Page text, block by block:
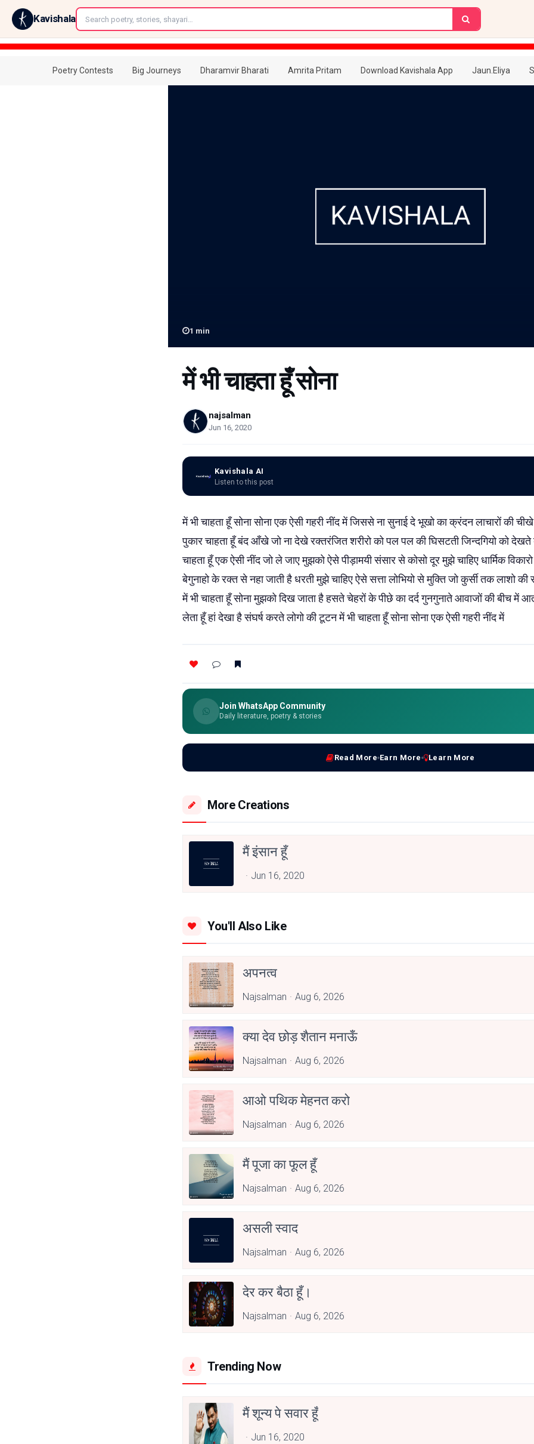
Kavishala
Poetry Contests Big Journeys Dharamvir Bharati Amrita Pritam Download Kavishala App Jaun.Eliya
1 min
में भी चाहता हूँ सोना
najsalman
Jun 16, 2020
Kavishala AI
Listen to this post
में भी चाहता हूँ सोना सोना एक ऐसी गहरी नींद में जिससे ना सुनाई दे भूखो का क्रंदन लाचारों की
पुकार चाहता हूँ बंद आँखे जो ना देखे रक्तरंजित शरीरो को पल पल की घिसटती जिन्दगियो को
चाहता हूँ एक ऐसी नींद जो ले जाए मुझको ऐसे पीड़ामयी संसार से कोसो दूर मुझे चाहिए धार्मिक
बेगुनाहो के रक्त से नहा जाती है धरती मुझे चाहिए ऐसे सत्ता लोभियो से मुक्ति जो कुर्सी तक लाशो
में भी चाहता हूँ सोना मुझको दिख जाता है हसते चेहरों के पीछे का दर्द गुनगुनाते आवाजों की बीच में
लेता हूँ हां देखा है संघर्ष करते लोगो की टूटन में भी चाहता हूँ सोना सोना एक ऐसी गहरी नींद में
Join WhatsApp Community
Daily literature, poetry & stories
Read More Earn More Learn More
More Creations
मैं इंसान हूँ
Jun 16, 2020
You'll Also Like
अपनत्व
Najsalman Aug 6, 2026
क्या देव छोड़ शैतान मनाऊँ
Najsalman Aug 6, 2026
आओ पथिक मेहनत करो
Najsalman Aug 6, 2026
मैं पूजा का फूल हूँ
Najsalman Aug 6, 2026
असली स्वाद
Najsalman Aug 6, 2026
देर कर बैठा हूँ।
Najsalman Aug 6, 2026
Trending Now
मैं शून्य पे सवार हूँ
Jun 16, 2020